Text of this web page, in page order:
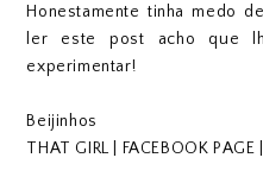
Honestamente tinha medo
ler este post acho que
experimentar!
Beijinhos
THAT GIRL
FACEBOOK PAGE